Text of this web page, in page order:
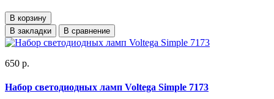
В корзину
В закладки
В сравнение
650 р.
Набор светодиодных ламп Voltega Simple 7173